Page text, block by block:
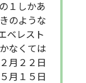
１しかあ
のような
ベレスト
なくては
月２２日
月１５日